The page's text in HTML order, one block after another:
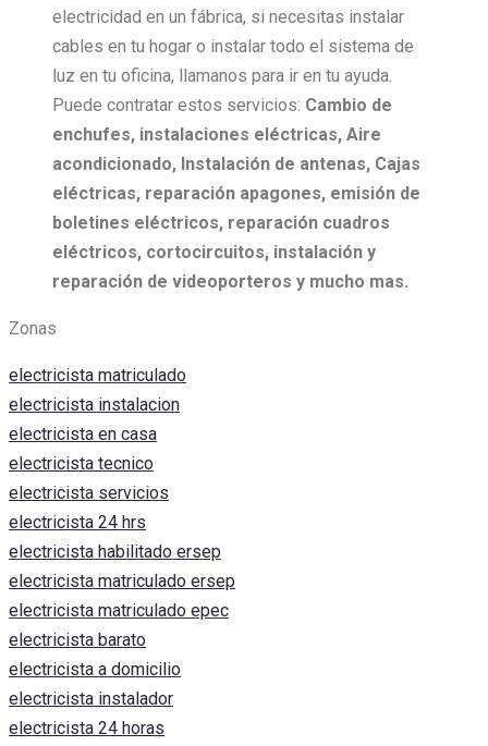
electricidad en un fábrica, si necesitas instalar
cables en tu hogar o instalar todo el sistema de
luz en tu oficina, llamanos para ir en tu ayuda.
Puede contratar estos servicios: Cambio de
enchufes, instalaciones eléctricas, Aire
acondicionado, Instalación de antenas, Cajas
eléctricas, reparación apagones, emisión de
boletines eléctricos, reparación cuadros
eléctricos, cortocircuitos, instalación y
reparación de videoporteros y mucho mas.
Zonas
electricista matriculado
electricista instalacion
electricista en casa
electricista tecnico
electricista servicios
electricista 24 hrs
electricista habilitado ersep
electricista matriculado ersep
electricista matriculado epec
electricista barato
electricista a domicilio
electricista instalador
electricista 24 horas